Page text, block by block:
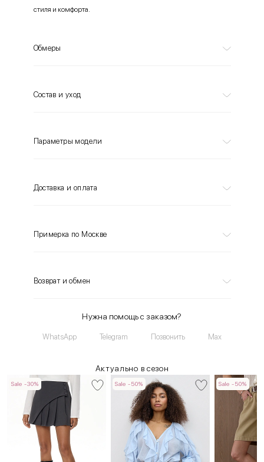
стиля и комфорта.
Обмеры
Состав и уход
Параметры модели
Доставка и оплата
Примерка по Москве
Возврат и обмен
Нужна помощь с заказом?
WhatsApp Telegram Позвонить Max
Актуально в сезон
Sale -30% Sale -50% Sale -50%